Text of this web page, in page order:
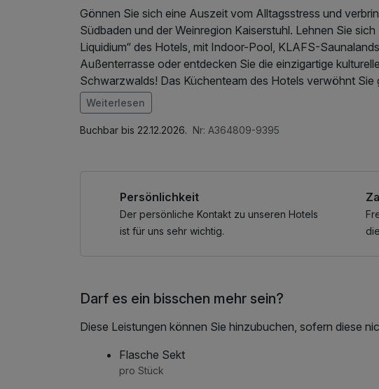
Gönnen Sie sich eine Auszeit vom Alltagsstress und
Südbaden und der Weinregion Kaiserstuhl. Lehnen Sie
Liquidium“ des Hotels, mit Indoor-Pool, KLAFS-
Außenterrasse oder entdecken Sie die einzigartige
Schwarzwalds! Das Küchenteam des Hotels verwöhnt Sie
Sie mit fantastischer Aussicht auf den Rhein genießen
* Nutzung des ÖPNV im Schwarzwald
Im Angebot enthalten
1 Flasche Mineralwasser, W-LAN Nutzung /
Weiterlesen
Buchbar bis 22.12.2026. Nr: A364809-9395
Persönlichkeit
Der persönliche Kontakt zu unseren Hotels
ist für uns sehr wichtig.
Darf es ein bisschen mehr sein?
Diese Leistungen können Sie hinzubuchen, sofern diese
Flasche Sekt
pro Stück